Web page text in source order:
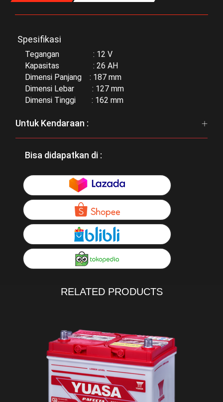
Spesifikasi
Tegangan : 12 V
Kapasitas : 26 AH
Dimensi Panjang : 187 mm
Dimensi Lebar : 127 mm
Dimensi Tinggi : 162 mm
Untuk Kendaraan :
Bisa didapatkan di :
RELATED PRODUCTS